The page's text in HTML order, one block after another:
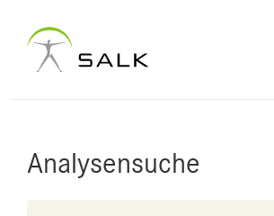
Analysensuche